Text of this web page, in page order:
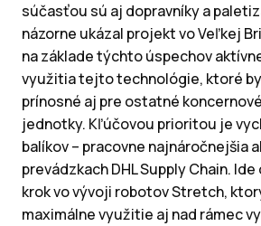
súčasťou sú aj dopravníky a
názorne ukázal projekt vo Veľkej
na základe týchto úspechov
využitia tejto technológie, ktoré
prínosné aj pre ostatné
jednotky. Kľúčovou prioritou je
balíkov – pracovne najnáročnejšia
prevádzkach DHL Supply Chain.
krok vo vývoji robotov Stretch,
maximálne využitie aj nad rámec